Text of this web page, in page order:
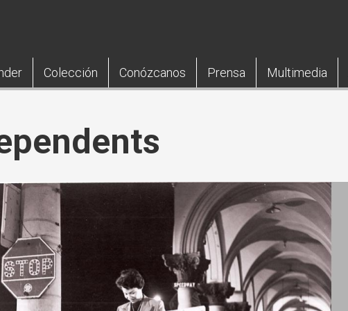
Colección Conózcanos Prensa Multimedia